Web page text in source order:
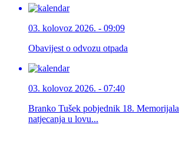
03. kolovoz 2026. - 09:09
Obavijest o odvozu otpada
03. kolovoz 2026. - 07:40
Branko Tušek pobjednik 18.
natjecanja u lovu...